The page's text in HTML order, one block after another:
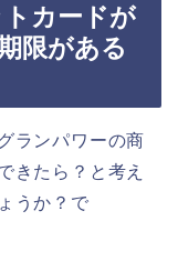
カードが
限がある
ランパワーの商
きたら？と考え
うか？で